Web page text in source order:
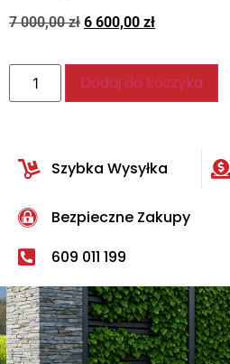
7 000,00zł 6 600,00 zł
Dodaj do koszyka
Szybka Wysyłka
Bezpieczne Zakupy
609 011 199